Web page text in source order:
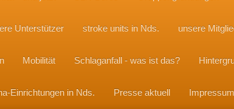
Unterstützer stroke units in Nds. unsere
Mobilität Schlaganfall - was ist das?
Einrichtungen in Nds. Presse aktuell Impressum